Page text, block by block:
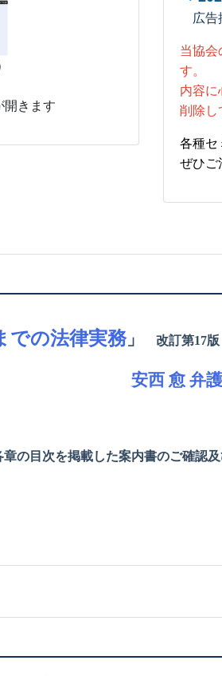
開きます
広告
当協会
す。
内容に
削除し
各種セ
ぜひご
での法律実務」 改訂第17版
安西 愈 弁護
章の目次を掲載した案内書のご確認